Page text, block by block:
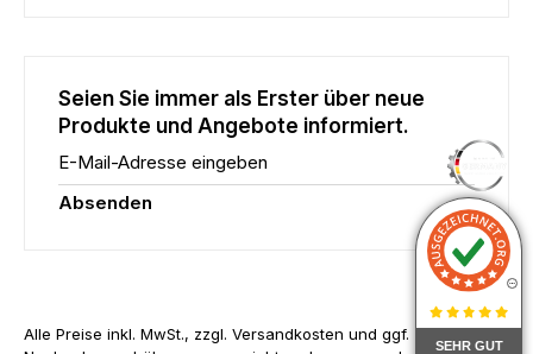
SEHR GUT
Seien Sie immer als Erster über neue
Produkte und Angebote informiert.
E-Mail-Adresse eingeben
Absenden
Alle Preise inkl. MwSt., zzgl. Versandkosten und ggf.